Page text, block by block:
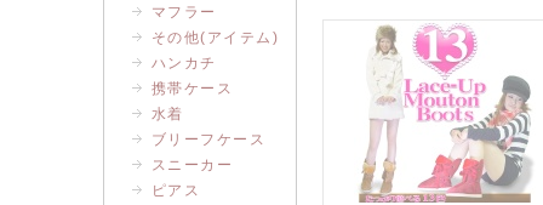
マフラー
その他(アイテム)
ハンカチ
携帯ケース
水着
ブリーフケース
スニーカー
ピアス